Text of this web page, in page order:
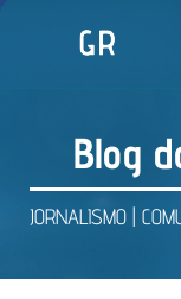
Blog
JORNALISMO |